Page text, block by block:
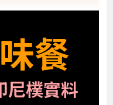
餐
尼樸實料